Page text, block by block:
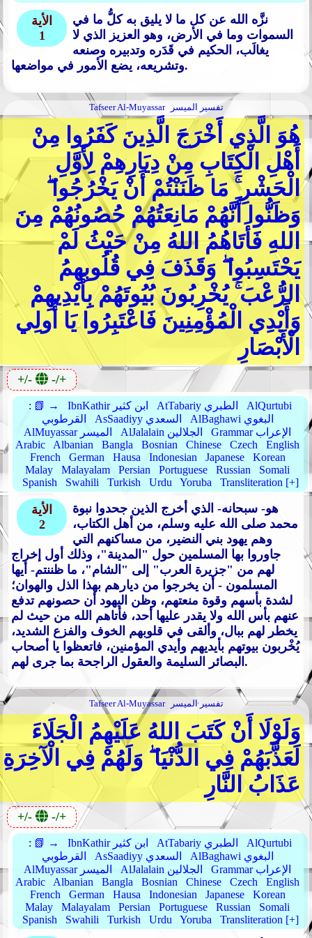
الأية
1
نزَّه الله عن كل ما لا يليق به كلُّ ما في
السموات وما في الأرض، وهو العزيز الذي لا
يغالَب، الحكيم في قَدَره وتدبيره وصنعه
وتشريعه، يضع الأمور في مواضعها.
Tafseer Al-Muyassar تفسير الميسر
هُوَ الَّذِي أَخْرَجَ الَّذِينَ كَفَرُوا مِنْ
أَهْلِ الْكِتَابِ مِنْ دِيَارِهِمْ لِأَوَّلِ
الْحَشْرِ ۚ مَا ظَنَنْتُمْ أَنْ يَخْرُجُوا ۖ
وَظَنُّوا أَنَّهُمْ مَانِعَتُهُمْ حُصُونُهُمْ مِنَ
اللهِ فَأَتَاهُمُ اللهُ مِنْ حَيْثُ لَمْ
يَحْتَسِبُوا ۖ وَقَذَفَ فِي قُلُوبِهِمُ
الرُّعْبَ ۚ يُخْرِبُونَ بُيُوتَهُمْ بِأَيْدِيهِمْ
وَأَيْدِي الْمُؤْمِنِينَ فَاعْتَبِرُوا يَا أُولِي
الْأَبْصَارِ
+/- -/+
: 📗 → IbnKathir ابن كثير AtTabariy الطبري
AlQurtubi
القرطوبي
AsSaadiyy السعدي
AlBaghawi البغوي
AlMuyassar الميسر
AlJalalain الجلالين
Grammar الإعراب
Arabic
Albanian Bangla Bosnian Chinese Czech
English
French
German Hausa Indonesian Japanese
Korean
Malay
Malayalam Persian Portuguese Russian
Somali
Spanish
Swahili Turkish Urdu Yoruba Transliteration [+]
الأية
2
هو- سبحانه- الذي أخرج الذين جحدوا نبوة
محمد صلى الله عليه وسلم، من أهل الكتاب،
وهم يهود بني النضير، من مساكنهم التي
جاوروا بها المسلمين حول "المدينة"، وذلك أول إخراج
لهم من "جزيرة العرب" إلى "الشام"، ما ظننتم- أيها
المسلمون - أن يخرجوا من ديارهم بهذا الذل والهوان؛
لشدة بأسهم وقوة منعتهم، وظن اليهود أن حصونهم تدفع
عنهم بأس الله ولا يقدر عليها أحد، فأتاهم الله من حيث لم
يخطر لهم ببال، وألقى في قلوبهم الخوف والفزع الشديد،
يُخْربون بيوتهم بأيديهم وأيدي المؤمنين، فاتعظوا يا أصحاب
البصائر السليمة والعقول الراجحة بما جرى لهم.
Tafseer Al-Muyassar تفسير الميسر
وَلَوْلَا أَنْ كَتَبَ اللهُ عَلَيْهِمُ الْجَلَاءَ
لَعَذَّبَهُمْ فِي الدُّنْيَا ۖ وَلَهُمْ فِي الْآخِرَةِ
عَذَابُ النَّارِ
+/- -/+
: 📗 → IbnKathir ابن كثير AtTabariy الطبري
AlQurtubi
القرطوبي
AsSaadiyy السعدي
AlBaghawi البغوي
AlMuyassar الميسر
AlJalalain الجلالين
Grammar الإعراب
Arabic
Albanian Bangla Bosnian Chinese Czech
English
French
German Hausa Indonesian Japanese
Korean
Malay
Malayalam Persian Portuguese Russian
Somali
Spanish
Swahili Turkish Urdu Yoruba Transliteration [+]